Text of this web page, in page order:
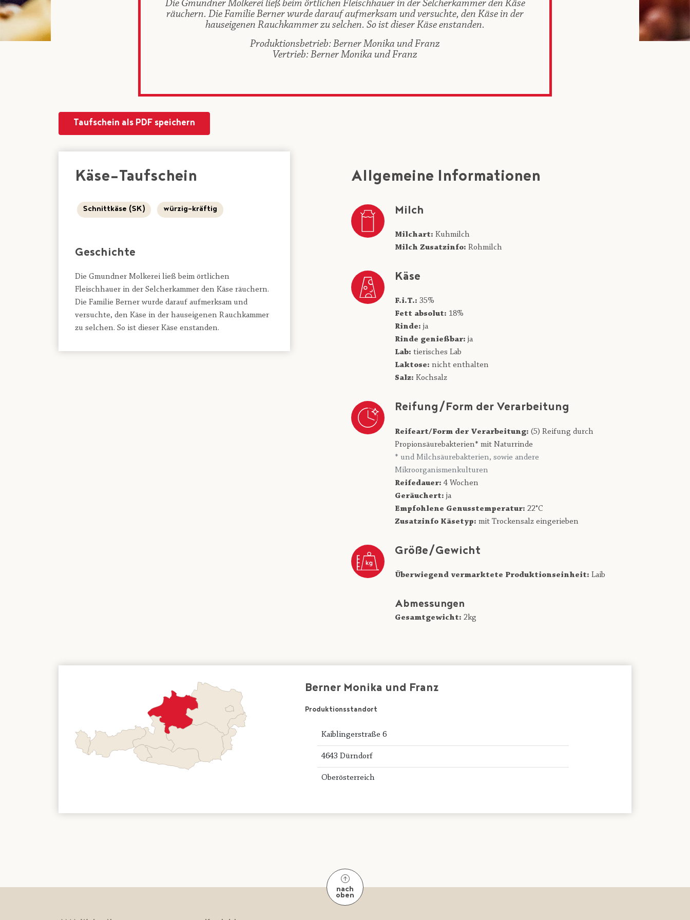
Die Gmundner Molkerei ließ beim örtlichen Fleischhauer in der Selcherkammer den Käse
räuchern. Die Familie Berner wurde darauf aufmerksam und versuchte, den Käse in der
hauseigenen Rauchkammer zu selchen. So ist dieser Käse enstanden.
Produktionsbetrieb: Berner Monika und Franz
Vertrieb: Berner Monika und Franz
Taufschein als PDF speichern
Käse-Taufschein
Schnittkäse (SK) würzig-kräftig
Geschichte
Die Gmundner Molkerei ließ beim örtlichen
Fleischhauer in der Selcherkammer den Käse räuchern.
Die Familie Berner wurde darauf aufmerksam und
versuchte, den Käse in der hauseigenen Rauchkammer
zu selchen. So ist dieser Käse enstanden.
Allgemeine Informationen
Milch
Milchart: Kuhmilch
Milch Zusatzinfo: Rohmilch
Käse
F.i.T.: 35%
Fett absolut: 18%
Rinde: ja
Rinde genießbar: ja
Lab: tierisches Lab
Laktose: nicht enthalten
Salz: Kochsalz
Reifung/Form der Verarbeitung
Reifeart/Form der Verarbeitung: (5) Reifung durch
Propionsäurebakterien* mit Naturrinde
* und Milchsäurebakterien, sowie andere
Mikroorganismenkulturen
Reifedauer: 4 Wochen
Geräuchert: ja
Empfohlene Genusstemperatur: 22°C
Zusatzinfo Käsetyp: mit Trockensalz eingerieben
Größe/Gewicht
Überwiegend vermarktete Produktionseinheit: Laib
Abmessungen
Gesamtgewicht: 2kg
Berner Monika und Franz
Produktionsstandort
Kaiblingerstraße 6
4643 Dürndorf
Oberösterreich
nach
oben